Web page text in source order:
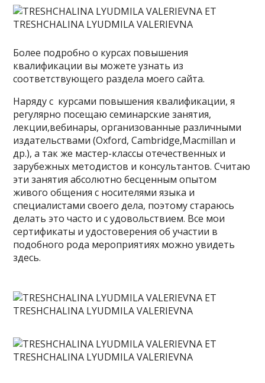
Более подробно о курсах повышения
квалификации вы можете узнать из
соответствующего раздела моего сайта.
Наряду с курсами повышения квалификации, я
регулярно посещаю семинарские занятия,
лекции,вебинары, организованные различными
издательствами (Oxford, Cambridge,Macmillan и
др.), а так же мастер-классы отечественных и
зарубежных методистов и консультантов. Считаю
эти занятия абсолютно бесценным опытом
живого общения с носителями языка и
специалистами своего дела, поэтому стараюсь
делать это часто и с удовольствием. Все мои
сертификаты и удостоверения об участии в
подобного рода мероприятиях можно увидеть
здесь.